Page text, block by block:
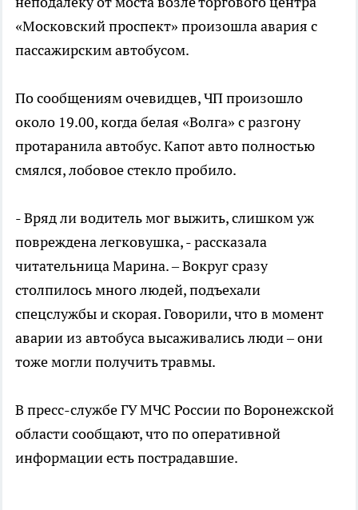
«Московский проспект» произошла авария с
пассажирским автобусом.
По сообщениям очевидцев, ЧП произошло
около 19.00, когда белая «Волга» с разгону
протаранила автобус. Капот авто полностью
смялся, лобовое стекло пробило.
- Вряд ли водитель мог выжить, слишком уж
повреждена легковушка, - рассказала
читательница Марина. – Вокруг сразу
столпилось много людей, подъехали
спецслужбы и скорая. Говорили, что в момент
аварии из автобуса высаживались люди – они
тоже могли получить травмы.
В пресс-службе ГУ МЧС России по Воронежской
области сообщают, что по оперативной
информации есть пострадавшие.